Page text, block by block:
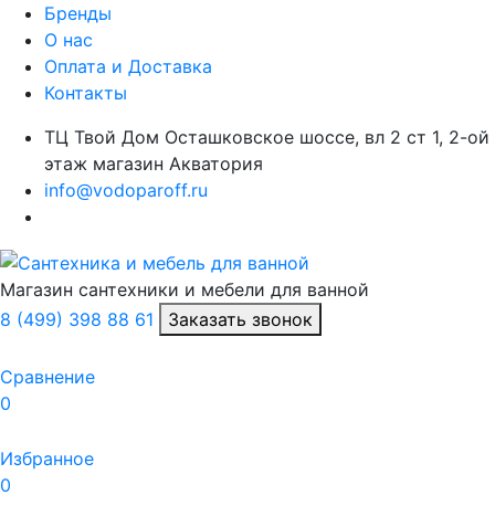
Бренды
О нас
Оплата и Доставка
Контакты
ТЦ Твой Дом Осташковское шоссе, вл 2 ст 1, 2-ой
этаж магазин Акватория
info@vodoparoff.ru
Магазин сантехники и мебели для ванной
8 (499) 398 88 61
Заказать звонок
Сравнение
0
Избранное
0